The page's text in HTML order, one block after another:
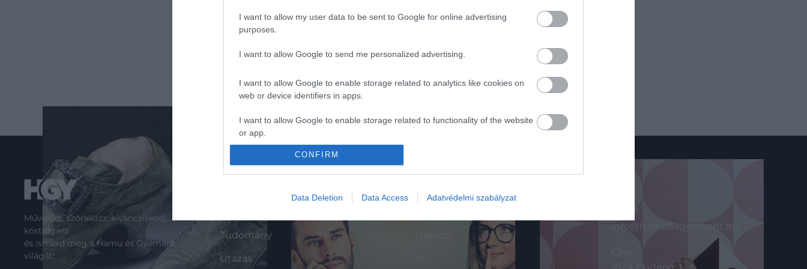
I want to allow my user data to be sent to Google for online advertising
purposes.
I want to allow Google to send me personalized advertising.
I want to allow Google to enable storage related to analytics like cookies on
web or device identifiers in apps.
I want to allow Google to enable storage related to functionality of the website
or app.
I want to allow Google to enable storage related to personalization.
authentication functionality and fraud prevention, and other user protection.
CONFIRM
Data Deletion Data Access Adatvédelmi szabályzat
Művelődj, szórakozz, kíváncsiskodj,
kóstolgass
és ismerd meg a Hamu és Gyémánt
világát!
Tudomány
Utazás
Email:
info@hamuesgyemant.hu